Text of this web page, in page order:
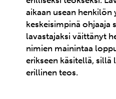
aikaan usean henkilön
keskeisimpinä ohjaaja
lavastajaksi väittänyt
nimien mainintaa
erikseen käsitellä, sillä
erillinen teos.